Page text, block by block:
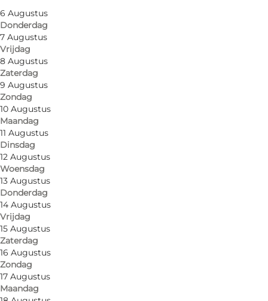
6 Augustus
Donderdag
7 Augustus
Vrijdag
8 Augustus
Zaterdag
9 Augustus
Zondag
10 Augustus
Maandag
11 Augustus
Dinsdag
12 Augustus
Woensdag
13 Augustus
Donderdag
14 Augustus
Vrijdag
15 Augustus
Zaterdag
16 Augustus
Zondag
17 Augustus
Maandag